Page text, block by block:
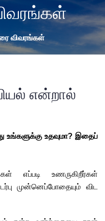
விவரங்கள்
என்றால்
உதவுமா? இதைப்
எப்படி உணருகிறீர்கள்
முன்னெப்போதையும் விட